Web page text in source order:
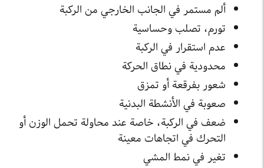
ألم مستمر في الجانب الخارجي من الركبة
تورم، تصلب وحساسية
عدم استقرار في الركبة
محدودية في نطاق الحركة
شعور بفرقعة أو تمزق
صعوبة في الأنشطة البدنية
ضعف في الركبة، خاصة عند محاولة تحمل الوزن أو
التحرك في اتجاهات معينة
تغير في نمط المشي